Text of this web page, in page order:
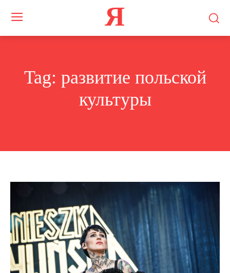
Я
Tag: развитие польской
культуры